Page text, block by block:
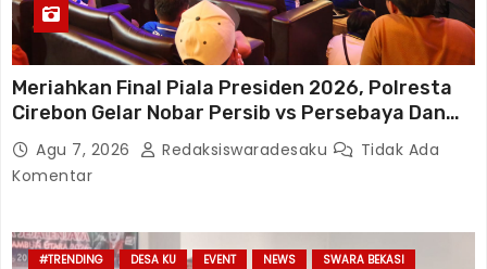
Meriahkan Final Piala Presiden 2026, Polresta
Cirebon Gelar Nobar Persib vs Persebaya Dan
Bagi-Bagi Motor Listrik
Agu 7, 2026 Redaksiswaradesaku
Tidak Ada
Komentar
#TRENDING DESA KU EVENT NEWS
SWARA BEKASI